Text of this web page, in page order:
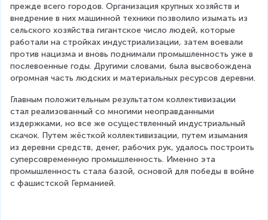
прежде всего городов. Организация крупных хозяйств и
внедрение в них машинной техники позволило изымать из
сельского хозяйства гигантское число людей, которые
работали на стройках индустриализации, затем воевали
против нацизма и вновь поднимали промышленность уже в
послевоенные годы. Другими словами, была высвобождена
огромная часть людских и материальных ресурсов деревни.
Главным положительным результатом коллективизации
стал реализованный со многими неоправданными
издержками, но все же осуществленный индустриальный
скачок. Путем жёсткой коллективизации, путем изымания
из деревни средств, денег, рабочих рук, удалось построить
суперсовременную промышленность. Именно эта
промышленность стала базой, основой для победы в войне
с фашистской Германией.